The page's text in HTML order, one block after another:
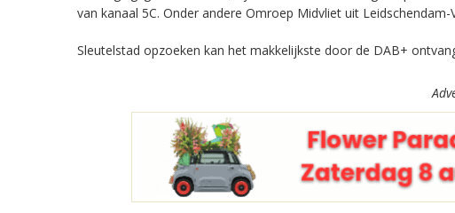
van kanaal 5C. Onder andere Omroep Midvliet uit
Sleutelstad opzoeken kan het makkelijkste door de DAB+